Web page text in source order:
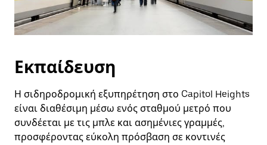
Εκπαίδευση
Η σιδηροδρομική εξυπηρέτηση στο Capitol Heights
είναι διαθέσιμη μέσω ενός σταθμού μετρό που
συνδέεται με τις μπλε και ασημένιες γραμμές,
προσφέροντας εύκολη πρόσβαση σε κοντινές